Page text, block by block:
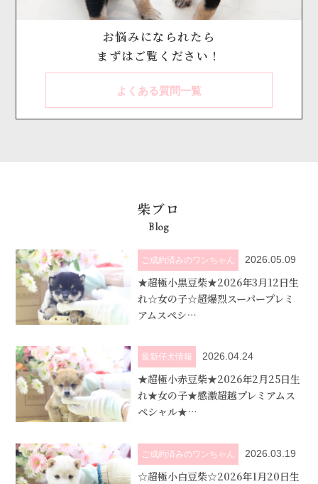
お悩みになられたら
まずはご覧ください！
よくある質問一覧
柴ブロ
Blog
ご成約済みのワンちゃん 2026.05.09
★超極小黒豆柴★2026年3月12日生
れ☆女の子☆超爆烈スーパープレミ
アムスペシ…
最新仔犬情報 2026.04.24
★超極小赤豆柴★2026年2月25日生
れ★女の子★感激超越プレミアムス
ペシャル★…
ご成約済みのワンちゃん 2026.03.19
☆超極小白豆柴☆2026年1月20日生